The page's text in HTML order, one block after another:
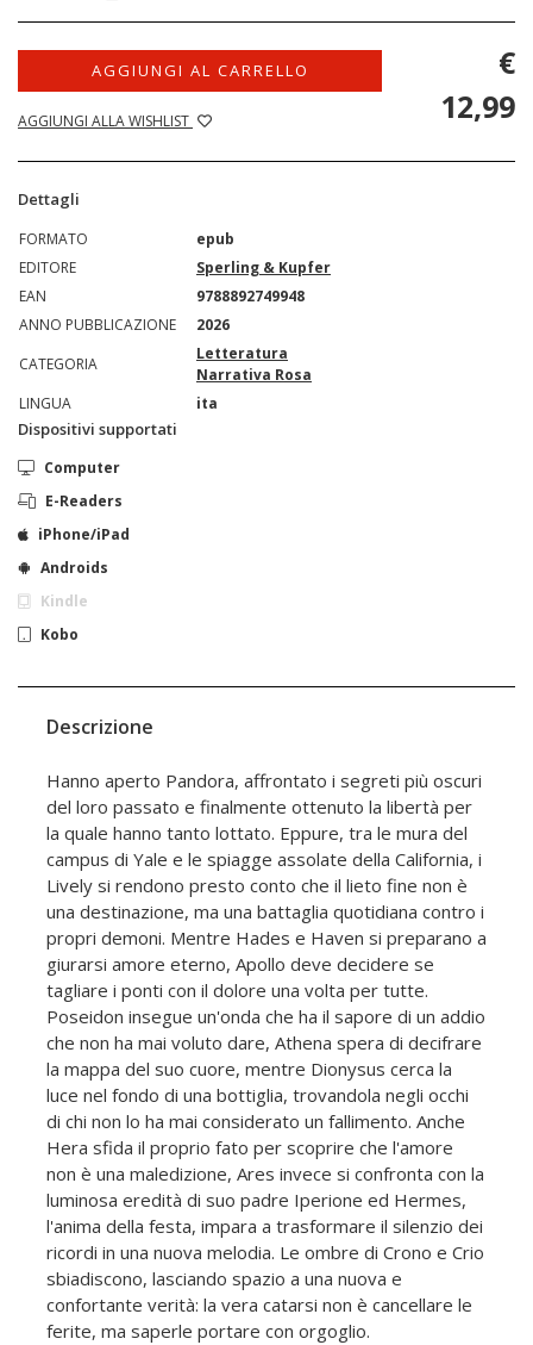
AGGIUNGI AL CARRELLO
AGGIUNGI ALLA WISHLIST
€
12,99
Dettagli
FORMATO
epub
EDITORE
Sperling & Kupfer
EAN
9788892749948
ANNO PUBBLICAZIONE
2026
CATEGORIA
Letteratura
Narrativa Rosa
LINGUA
ita
Dispositivi supportati
Computer
E-Readers
iPhone/iPad
Androids
Kindle
Kobo
Descrizione
Hanno aperto Pandora, affrontato i segreti più oscuri
del loro passato e finalmente ottenuto la libertà per
la quale hanno tanto lottato. Eppure, tra le mura del
campus di Yale e le spiagge assolate della California, i
Lively si rendono presto conto che il lieto fine non è
una destinazione, ma una battaglia quotidiana contro i
propri demoni. Mentre Hades e Haven si preparano a
giurarsi amore eterno, Apollo deve decidere se
tagliare i ponti con il dolore una volta per tutte.
Poseidon insegue un'onda che ha il sapore di un addio
che non ha mai voluto dare, Athena spera di decifrare
la mappa del suo cuore, mentre Dionysus cerca la
luce nel fondo di una bottiglia, trovandola negli occhi
di chi non lo ha mai considerato un fallimento. Anche
Hera sfida il proprio fato per scoprire che l'amore
non è una maledizione, Ares invece si confronta con la
luminosa eredità di suo padre Iperione ed Hermes,
l'anima della festa, impara a trasformare il silenzio dei
ricordi in una nuova melodia. Le ombre di Crono e Crio
sbiadiscono, lasciando spazio a una nuova e
confortante verità: la vera catarsi non è cancellare le
ferite, ma saperle portare con orgoglio.